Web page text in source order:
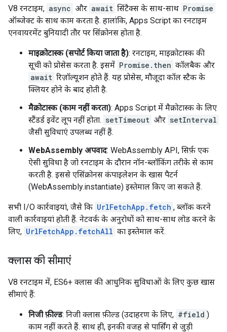
V8 रनटाइम, async और await सिंटैक्स के साथ-साथ Promise
ऑब्जेक्ट के साथ काम करता है. हालांकि, Apps Script का रनटाइम
एनवायरमेंट बुनियादी तौर पर सिंक्रोनस होता है.
माइक्रोटास्क (सपोर्ट किया जाता है): रनटाइम, माइक्रोटास्क की
सूची को प्रोसेस करता है. इसमें Promise.then कॉलबैक और
await रिज़ॉल्यूशन होते हैं. यह प्रोसेस, मौजूदा कॉल स्टैक के
क्लियर होने के बाद होती है.
मैक्रोटास्क (काम नहीं करता): Apps Script में मैक्रोटास्क के लिए
स्टैंडर्ड इवेंट लूप नहीं होता. setTimeout और setInterval
जैसी सुविधाएं उपलब्ध नहीं हैं.
WebAssembly अपवाद: WebAssembly API, सिर्फ़ एक
ऐसी सुविधा है जो रनटाइम के दौरान नॉन-ब्लॉकिंग तरीके से काम
करती है. इससे एसिंक्रोनस कंपाइलेशन के खास पैटर्न
(WebAssembly.instantiate) इस्तेमाल किए जा सकते हैं.
सभी I/O कार्रवाइयां, जैसे कि UrlFetchApp.fetch , ब्लॉक करने
वाली कार्रवाइयां होती हैं. नेटवर्क के अनुरोधों को साथ-साथ लोड करने के
लिए, UrlFetchApp.fetchAll का इस्तेमाल करें.
क्लास की सीमाएं
V8 रनटाइम में, ES6+ क्लास की आधुनिक सुविधाओं के लिए कुछ खास
सीमाएं हैं:
निजी फ़ील्ड: निजी क्लास फ़ील्ड (उदाहरण के लिए, #field )
काम नहीं करते हैं. साथ ही, इनकी वजह से पार्सिंग से जुड़ी